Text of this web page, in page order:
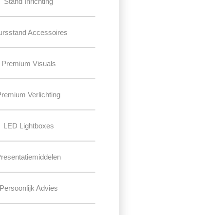
Accessoires
Premium Visuals
Verlichting
LED Lightboxes
Persoonlijk Advies